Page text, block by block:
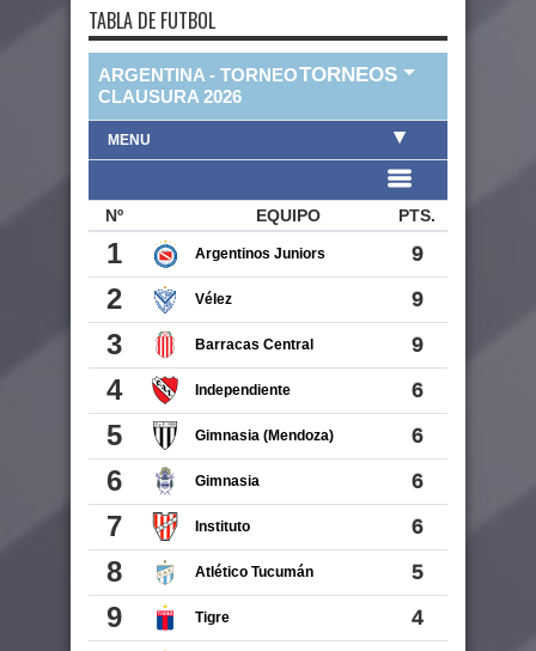
TABLA DE FUTBOL